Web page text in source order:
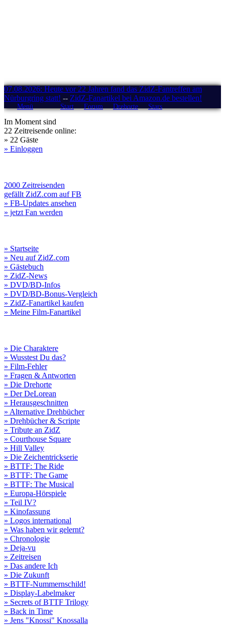
07.08.2026: Heute vor 22 Jahren fand das ZidZ-Fantreffen am
Nürburgring statt! -- ZidZ-Fanartikel bei Amazon.de bestellen!
Menü Start Forum Drehorte Stars
Im Moment sind
22 Zeitreisende online:
» 22 Gäste
» Einloggen
2000 Zeitreisenden
gefällt ZidZ.com auf FB
» FB-Updates ansehen
» jetzt Fan werden
» Startseite
» Neu auf ZidZ.com
» Gästebuch
» ZidZ-News
» DVD/BD-Infos
» DVD/BD-Bonus-Vergleich
» ZidZ-Fanartikel kaufen
» Meine Film-Fanartikel
» Die Charaktere
» Wusstest Du das?
» Film-Fehler
» Fragen & Antworten
» Die Drehorte
» Der DeLorean
» Herausgeschnitten
» Alternative Drehbücher
» Drehbücher & Scripte
» Tribute an ZidZ
» Courthouse Square
» Hill Valley
» Die Zeichentrickserie
» BTTF: The Ride
» BTTF: The Game
» BTTF: The Musical
» Europa-Hörspiele
» Teil IV?
» Kinofassung
» Logos international
» Was haben wir gelernt?
» Chronologie
» Deja-vu
» Zeitreisen
» Das andere Ich
» Die Zukunft
» BTTF-Nummernschild!
» Display-Labelmaker
» Secrets of BTTF Trilogy
» Back in Time
» Jens "Knossi" Knossalla